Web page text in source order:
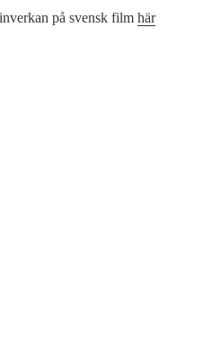
på svensk film här